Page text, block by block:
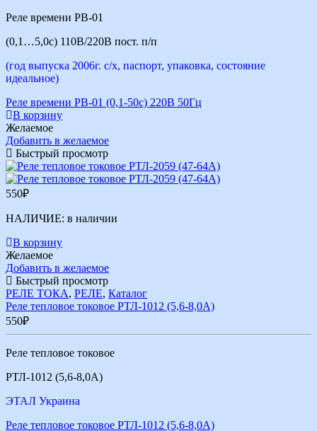
Реле времени РВ-01
(0,1…5,0с) 110В/220В пост. п/п
(год выпуска 2006г. с/х, паспорт, упаковка, состояние
идеальное)
Реле времени РВ-01 (0,1-50с) 220В 50Гц
В корзину
Желаемое
Добавить в желаемое
Быстрый просмотр
550₽
НАЛИЧИЕ: в наличии
В корзину
Желаемое
Добавить в желаемое
Быстрый просмотр
РЕЛЕ ТОКА, РЕЛЕ, Каталог
Реле тепловое токовое РТЛ-1012 (5,6-8,0А)
550₽
Реле тепловое токовое
РТЛ-1012 (5,6-8,0А)
ЭТАЛ Украина
Реле тепловое токовое РТЛ-1012 (5,6-8,0А)